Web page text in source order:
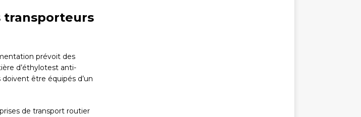
transporteurs
prévoit des
d’éthylotest anti-
être équipés d’un
de transport routier